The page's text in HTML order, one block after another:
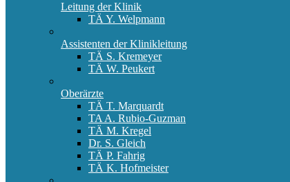
Leitung der Klinik
TÄ Y. Welpmann
Assistenten der Klinikleitung
TÄ S. Kremeyer
TÄ W. Peukert
Oberärzte
TÄ T. Marquardt
TA A. Rubio-Guzman
TÄ M. Kregel
Dr. S. Gleich
TÄ P. Fahrig
TÄ K. Hofmeister